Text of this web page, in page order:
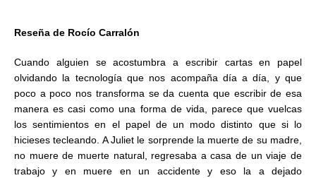
Reseña de Rocío Carralón
Cuando alguien se acostumbra a escribir cartas en papel
olvidando la tecnología que nos acompaña día a día, y que
poco a poco nos transforma se da cuenta que escribir de esa
manera es casi como una forma de vida, parece que vuelcas
los sentimientos en el papel de un modo distinto que si lo
hicieses tecleando. A Juliet le sorprende la muerte de su madre,
no muere de muerte natural, regresaba a casa de un viaje de
trabajo y en muere en un accidente y eso la a dejado